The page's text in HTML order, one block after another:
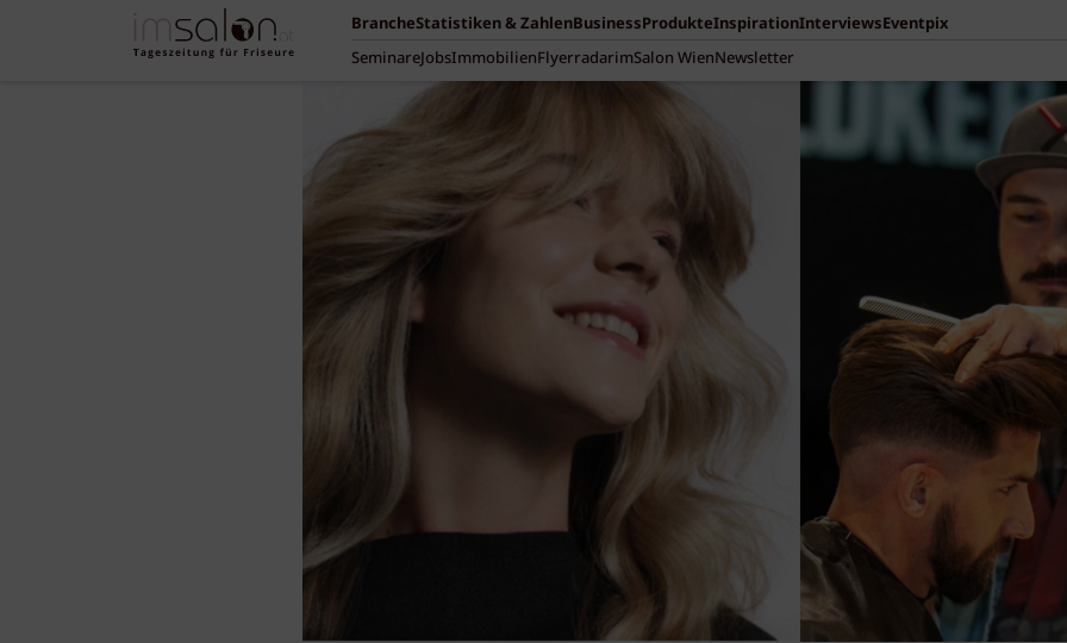
BrancheStatistiken & ZahlenBusinessProdukteInspirationInterviewsEventpix
SeminareJobsImmobilienFlyerradarimSalon WienNewsletter